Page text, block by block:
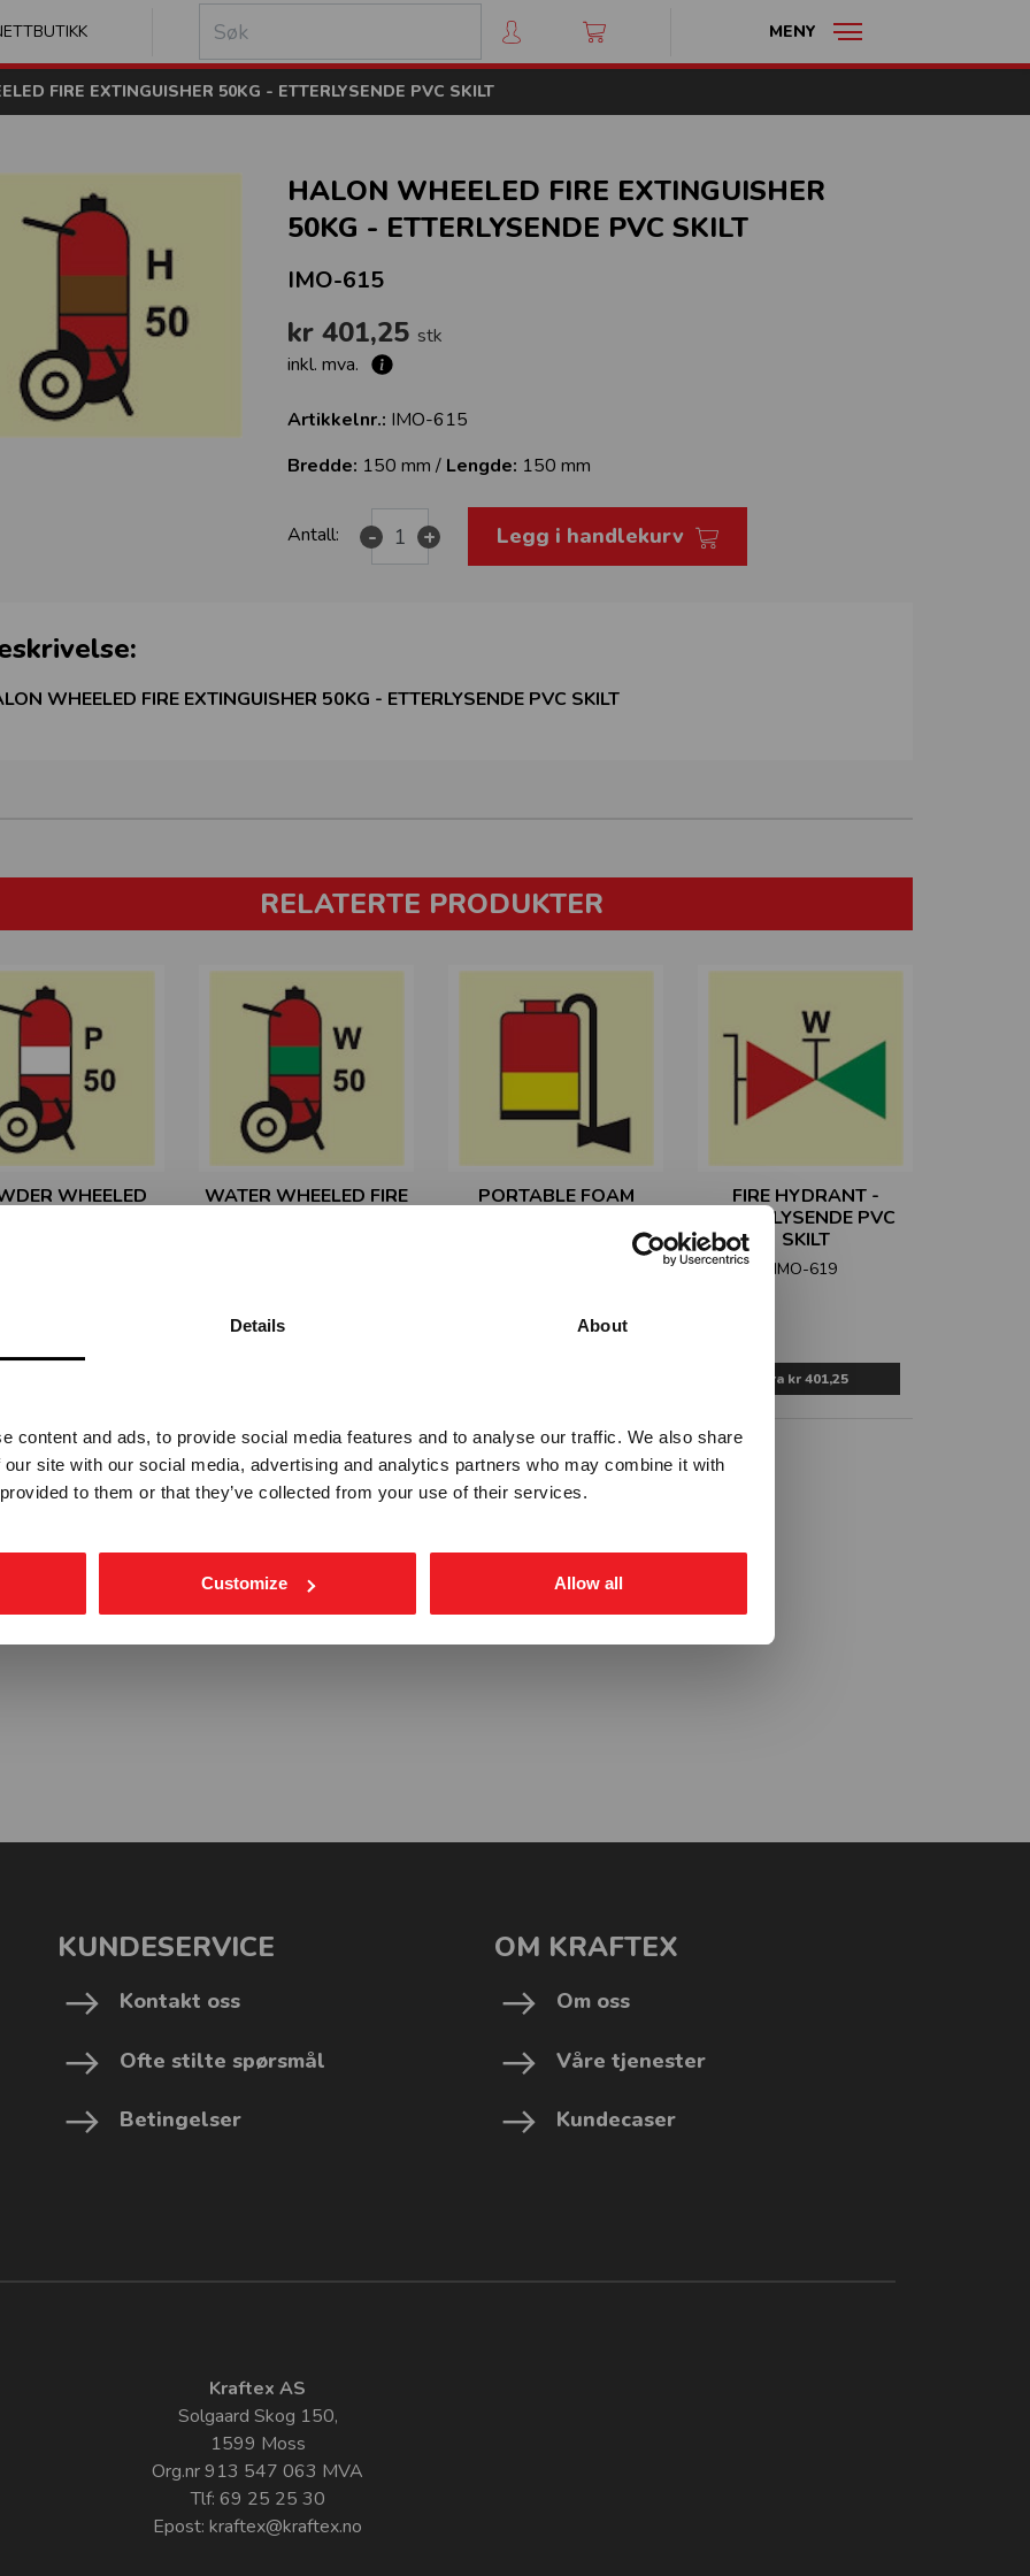
Details About
content and ads, to provide social media features and to analyse our traffic. We also share
site with our social media, advertising and analytics partners who may combine it with
to them or that they’ve collected from your use of their services.
Customize Allow all
MENY
FIRE EXTINGUISHER 50KG - ETTERLYSENDE PVC SKILT
HALON WHEELED FIRE EXTINGUISHER
50KG - ETTERLYSENDE PVC SKILT
IMO-615
kr 401,25stk
inkl. mva.
Artikkelnr.: IMO-615
Bredde: 150 mm / Lengde: 150 mm
Antall: - + Legg i handlekurv
WHEELED FIRE EXTINGUISHER 50KG - ETTERLYSENDE PVC SKILT
RELATERTE PRODUKTER
WHEELED
WATER WHEELED FIRE
PORTABLE FOAM
RELEVANT SPARE
IMO-618
FIRE HYDRANT -
ETTERLYSENDE PVC
SKILT
IMO-619
Fra kr 401,25
KUNDESERVICE
Kontakt oss
Ofte stilte spørsmål
Betingelser
OM KRAFTEX
Om oss
Våre tjenester
Kundecaser
Kraftex AS
Solgaard Skog 150,
1599 Moss
Org.nr 913 547 063 MVA
Tlf: 69 25 25 30
Epost: kraftex@kraftex.no
BEDRIFT
ekskl. mva.
PRIVAT
inkl. mva.